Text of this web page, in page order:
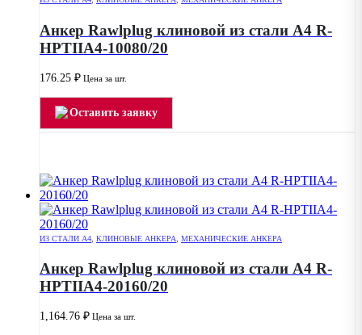
Анкер Rawlplug клиновой из стали А4 R-
HPTIIA4-10080/20
176.25 ₽ Цена за шт.
Оставить заявку
ИЗ СТАЛИ А4 КЛИНОВЫЕ АНКЕРА МЕХАНИЧЕСКИЕ АНКЕРА
Анкер Rawlplug клиновой из стали А4 R-
HPTIIA4-20160/20
1,164.76 ₽ Цена за шт.